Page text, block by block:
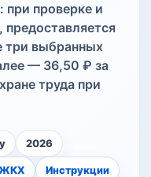
при проверке и
три выбранных
— 36,50 ₽ за
труда при
2026
Инструкции